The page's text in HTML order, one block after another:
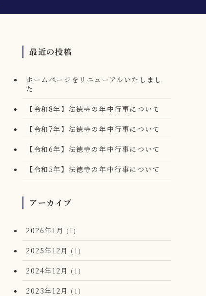
最近の投稿
ホームページをリニューアルいたしまし
た
【令和8年】法徳寺の年中行事について
【令和7年】法徳寺の年中行事について
【令和6年】法徳寺の年中行事について
【令和5年】法徳寺の年中行事について
アーカイブ
2026年1月 (1)
2025年12月 (1)
2024年12月 (1)
2023年12月 (1)